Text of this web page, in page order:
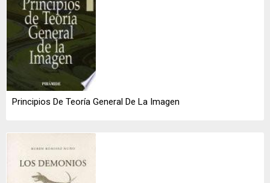
Principios De Teoría General De La Imagen